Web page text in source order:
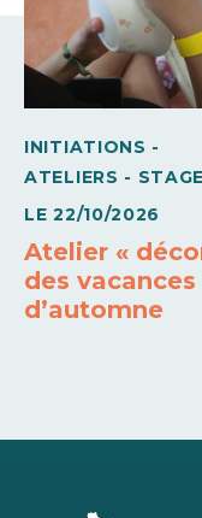
Barbecue
INITIATIONS -
ATELIERS -
LE 22/10/2026
Atelier «
des vacances
d’automne